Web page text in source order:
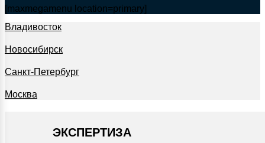
[maxmegamenu location=primary]
Владивосток
Новосибирск
Санкт-Петербург
Москва
ЭКСПЕРТИЗА